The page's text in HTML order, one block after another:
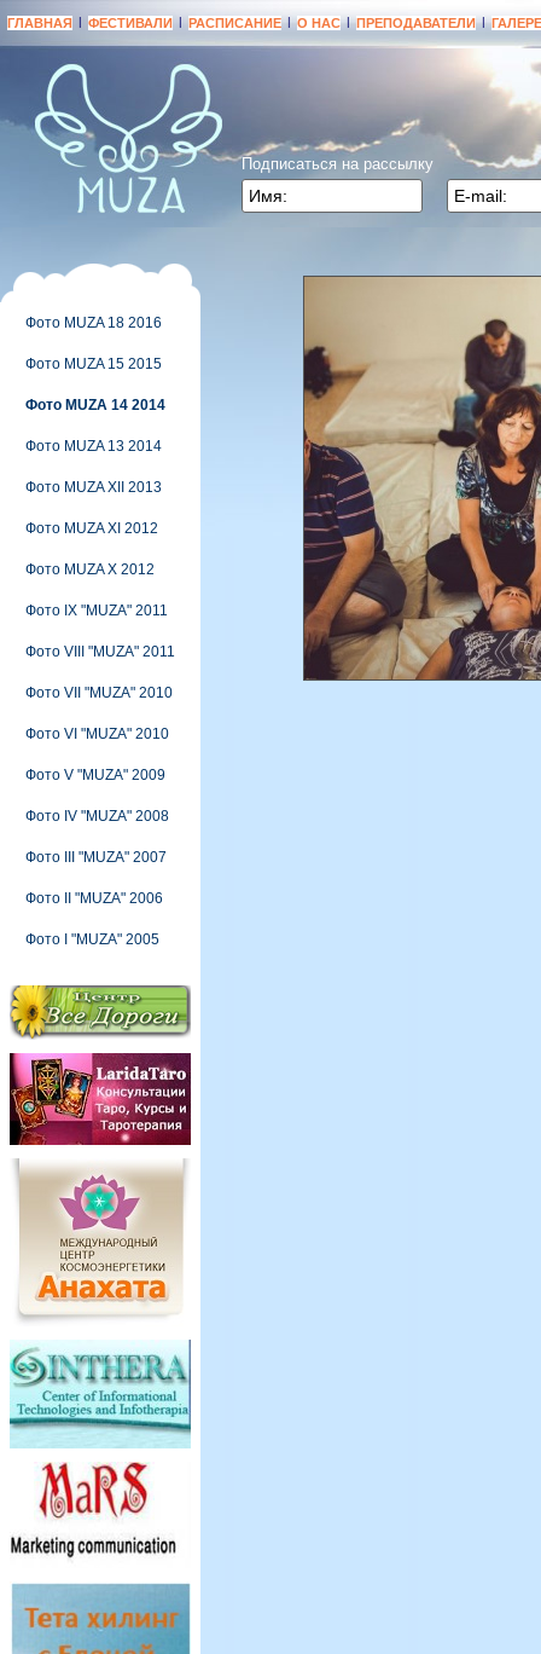
ГЛАВНАЯ | ФЕСТИВАЛИ | РАСПИСАНИЕ | О НАС | ПРЕПОДАВАТЕЛИ |
Подписаться на рассылку
Фото MUZA 18 2016
Фото MUZA 15 2015
Фото MUZA 14 2014
Фото MUZA 13 2014
Фото MUZA XII 2013
Фото MUZA XI 2012
Фото MUZA X 2012
Фото IX "MUZA" 2011
Фото VIII "MUZA" 2011
Фото VII "MUZA" 2010
Фото VI "MUZA" 2010
Фото V "MUZA" 2009
Фото IV "MUZA" 2008
Фото III "MUZA" 2007
Фото II "MUZA" 2006
Фото I "MUZA" 2005